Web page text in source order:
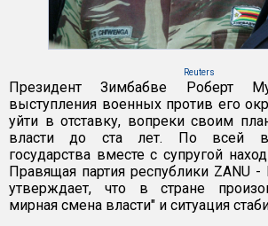
Reuters
Президент Зимбабве Роберт
выступления военных против его
уйти в отставку, вопреки своим
власти до ста лет. По всей
государства вместе с супругой
Правящая партия республики ZANU
утверждает, что в стране
мирная смена власти" и ситуация